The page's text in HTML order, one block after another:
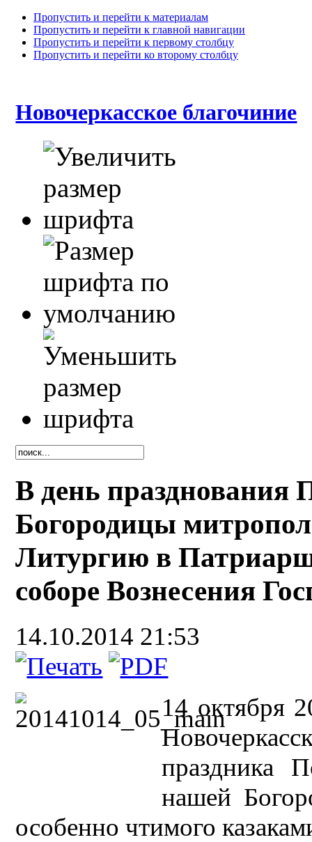
Пропустить и перейти к материалам
Пропустить и перейти к главной навигации
Пропустить и перейти к первому столбцу
Пропустить и перейти ко второму столбцу
Новочеркасское благочиние
В день празднования
Богородицы
Литургию в
соборе Вознесения
14.10.2014 21:53
14 октября
праздника
нашей
особенно чтимого